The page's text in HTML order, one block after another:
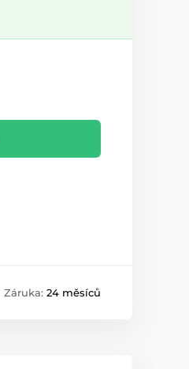
Záruka: 24 měsíců